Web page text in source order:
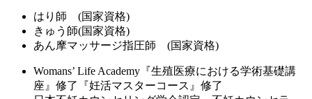
はり師 (国家資格)
きゅう師(国家資格)
あん摩マッサージ指圧師 (国家資格)
Womans’ Life Academy『生殖医療における学術基礎講
座』修了『妊活マスターコース』修了